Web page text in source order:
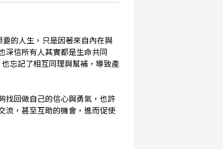
的人生，只是因著來自內在與
深信所有人其實都是生命共同
忘記了相互同理與幫補，導致產
找回做自己的信心與勇氣，也許
流，甚至互助的機會，進而促使